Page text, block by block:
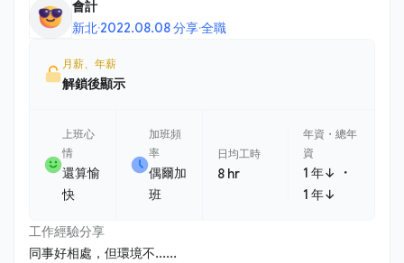
會計
新北·2022.08.08 分享·全職
月薪、年薪
解鎖後顯示
上班心
情
還算愉
快
加班頻
率
偶爾加
班
日均工時
8 hr
年資・總年
資
1 年↓ ・
1 年↓
工作經驗分享
同事好相處，但環境不......